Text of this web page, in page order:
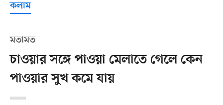
কলাম
মতামত
চাওয়ার সঙ্গে পাওয়া মেলাতে গেলে কেন
পাওয়ার সুখ কমে যায়